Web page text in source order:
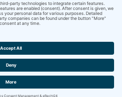
JOBS
BROSCHÜREN
DATENSCHUTZ